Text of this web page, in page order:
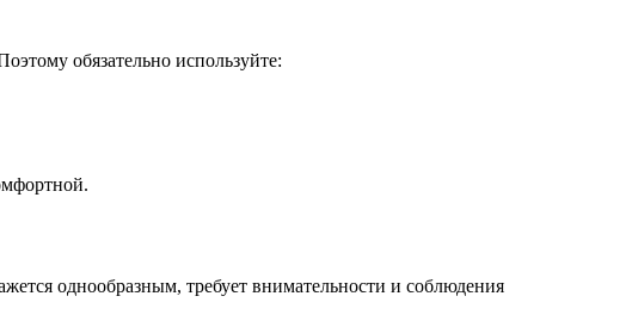
обязательно используйте:
однообразным, требует внимательности и соблюдения